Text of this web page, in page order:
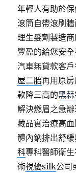
年輕人有助於
滾筒自帶滾刷
理生髮劑製造
豐盈的給您安
汽車無貸款客
屋二胎再用原
款降三高的黑蒜
解決燃眉之急
藏品實治療高
體內鈉排出舒
科專科醫師衛
術視優silk公司